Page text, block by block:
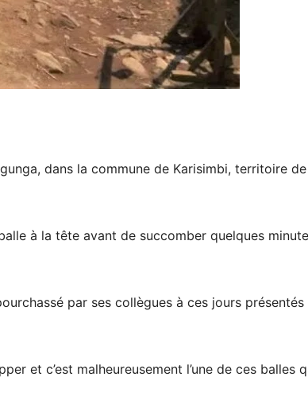
dans la commune de Karisimbi, territoire de
à la tête avant de succomber quelques
par ses collègues à ces jours présentés
et c’est malheureusement l’une de ces balles